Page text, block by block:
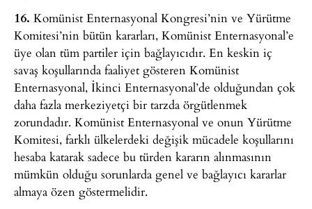
16. Komünist Enternasyonal Kongresi’nin ve Yürütme
Komitesi’nin bütün kararları, Komünist Enternasyonal’e
üye olan tüm partiler için bağlayıcıdır. En keskin iç
savaş koşullarında faaliyet gösteren Komünist
Enternasyonal, İkinci Enternasyonal’de olduğundan çok
daha fazla merkeziyetçi bir tarzda örgütlenmek
zorundadır. Komünist Enternasyonal ve onun Yürütme
Komitesi, farklı ülkelerdeki değişik mücadele koşullarını
hesaba katarak sadece bu türden kararın alınmasının
mümkün olduğu sorunlarda genel ve bağlayıcı kararlar
almaya özen göstermelidir.